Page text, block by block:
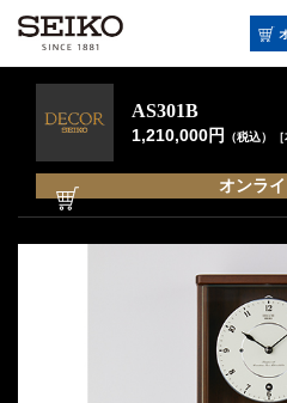
AS301B
1,210,000円 （税込）
オンラ